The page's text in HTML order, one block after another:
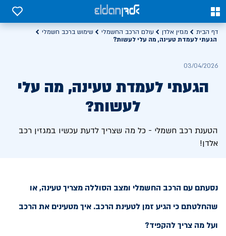
0
0
דף הבית מגזין אלדן עולם הרכב החשמלי
שימוש ברכב חשמלי
הגעתי לעמדת טעינה, מה עלי לעשות?
03/04/2026
הגעתי לעמדת טעינה, מה עלי
לעשות?
הטענת רכב חשמלי - כל מה שצריך לדעת עכשיו במגזין רכב
אלדן!
נסעתם עם הרכב החשמלי ומצב הסוללה מצריך טעינה, או
שהחלטתם כי הגיע זמן לטעינת הרכב. איך מטעינים את הרכב
ועל מה צריך להקפיד?